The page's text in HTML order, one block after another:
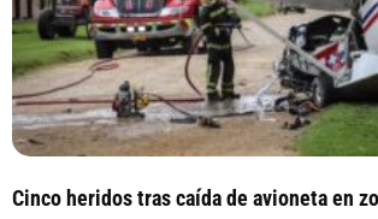
Cinco heridos tras caída de avioneta en